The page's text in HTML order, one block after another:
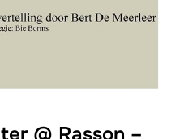
@ Rasson –